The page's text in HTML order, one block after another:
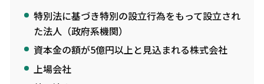
特別法に基づき特別の設立行為をもって設立され
た法人（政府系機関）
資本金の額が5億円以上と見込まれる株式会社
上場会社